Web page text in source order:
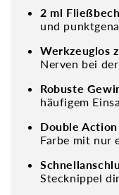
2 ml
und
Werkzeuglos
Nerven bei
Robuste
häufigem
Double
Farbe mit nur
Stecknippel